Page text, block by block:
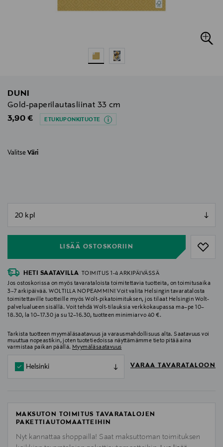
DUNI
Gold-paperilautasliinat 33 cm
Original Price
3,90 € ETUKUPONKITUOTE
Valitse Väri
LISÄÄ OSTOSKORIIN
null
null
HETI SAATAVILLA
TOIMITUS 1-4 ARKIPÄIVÄSSÄ
Jos ostoskorissa on myös tavarataloista toimitettavia tuotteita, on toimitusaika
3–7 arkipäivää. WOLTILLA NOPEAMMIN! Voit valita Helsingin tavaratalosta
toimitettaville tuotteille myös Wolt-pikatoimituksen, jos tilaat Helsingin Wolt-
palvelualueen sisällä. Voit tehdä Wolt-tilauksia verkkokaupassa ma–pe 10–
18.30, la 10–17.30 ja su 12–16.30, tuotteen minimiarvo 40 €.
Tarkista tuotteen myymäläsaatavuus ja varausmahdollisuus alta. Saatavuus voi
muuttua nopeastikin, joten tuotetiedoissa näyttämämme tieto pitää aina
varmistaa paikan päällä. Myymäläsaatavuus
Helsinki VARAA TAVARATALOON
MAKSUTON TOIMITUS TAVARATALOJEN
PAKETTIAUTOMAATTEIHIN
Nyt kannattaa shoppailla! Saat maksuttoman toimituksen